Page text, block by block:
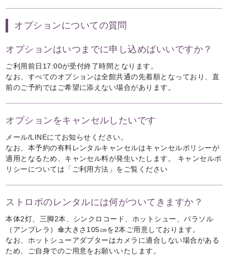
オプションについての質問
オプションはいつまでに申し込めばいいですか？
ご利用前日17:00が受付終了時間となります。
なお、すべてのオプションは全館共通の先着順となっており、直
前のご予約ではご希望に添えない場合があります。
オプションをキャンセルしたいです
メール/LINEにてお知らせください。
なお、本予約の有料レンタルキャンセルはキャンセルポリシーが
適用となるため、キャンセル料が発生いたします。 キャンセルポ
リシーについては 「ご利用方法」 をご覧ください
ストロボのレンタルには何がついてきますか？
本体2灯、三脚2本、シンクロコード、ホットシュー、パラソル
（アンブレラ）傘大きさ105㎝を2本ご用意しております。
なお、ホットシューアダプターはカメラに適合しない場合がある
ため、ご自身でのご用意をお願いいたします。